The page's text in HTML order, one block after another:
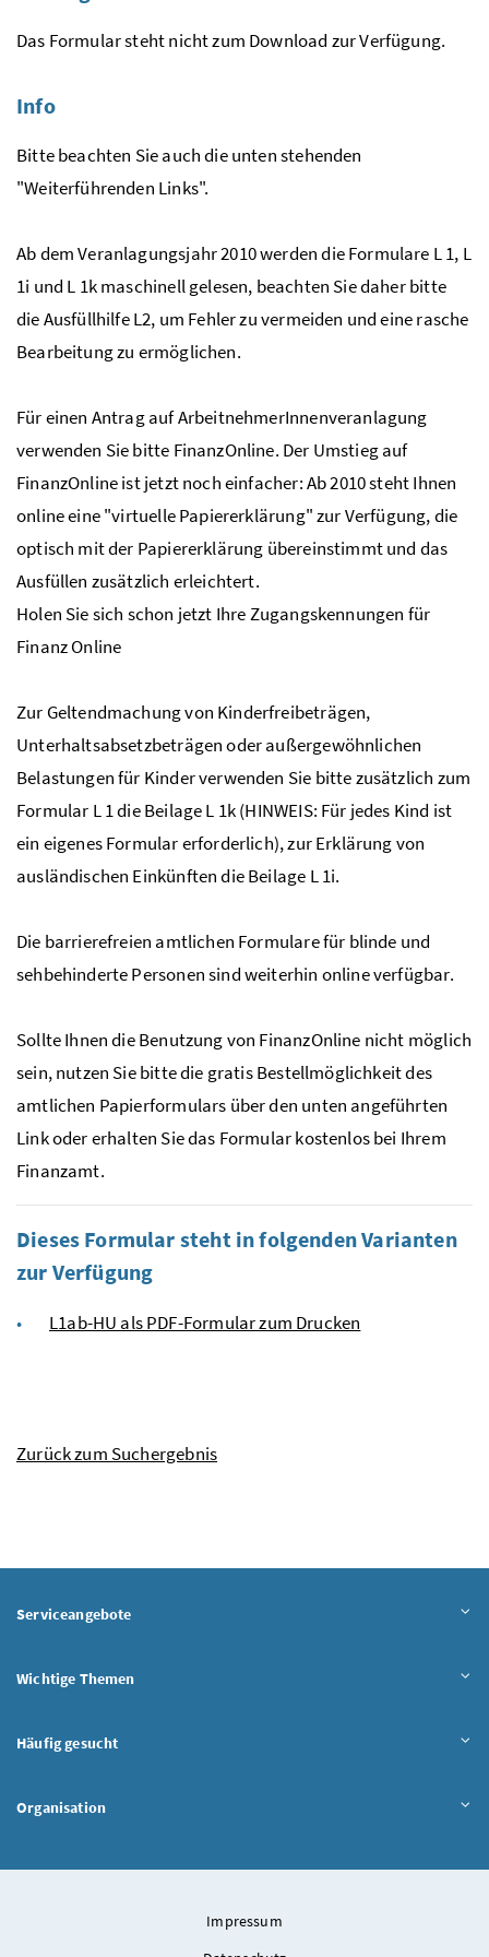
Das Formular steht nicht zum Download zur Verfügung.
Info
Bitte beachten Sie auch die unten stehenden
"Weiterführenden Links".
Ab dem Veranlagungsjahr 2010 werden die Formulare L 1, L
1i und L 1k maschinell gelesen, beachten Sie daher bitte
die Ausfüllhilfe L2, um Fehler zu vermeiden und eine rasche
Bearbeitung zu ermöglichen.
Für einen Antrag auf ArbeitnehmerInnenveranlagung
verwenden Sie bitte FinanzOnline. Der Umstieg auf
FinanzOnline ist jetzt noch einfacher: Ab 2010 steht Ihnen
online eine "virtuelle Papiererklärung" zur Verfügung, die
optisch mit der Papiererklärung übereinstimmt und das
Ausfüllen zusätzlich erleichtert.
Holen Sie sich schon jetzt Ihre Zugangskennungen für
Finanz Online
Zur Geltendmachung von Kinderfreibeträgen,
Unterhaltsabsetzbeträgen oder außergewöhnlichen
Belastungen für Kinder verwenden Sie bitte zusätzlich zum
Formular L 1 die Beilage L 1k (HINWEIS: Für jedes Kind ist
ein eigenes Formular erforderlich), zur Erklärung von
ausländischen Einkünften die Beilage L 1i.
Die barrierefreien amtlichen Formulare für blinde und
sehbehinderte Personen sind weiterhin online verfügbar.
Sollte Ihnen die Benutzung von FinanzOnline nicht möglich
sein, nutzen Sie bitte die gratis Bestellmöglichkeit des
amtlichen Papierformulars über den unten angeführten
Link oder erhalten Sie das Formular kostenlos bei Ihrem
Finanzamt.
Dieses Formular steht in folgenden Varianten
zur Verfügung
L1ab-HU als PDF-Formular zum Drucken
Zurück zum Suchergebnis
Serviceangebote
Wichtige Themen
Häufig gesucht
Organisation
Impressum